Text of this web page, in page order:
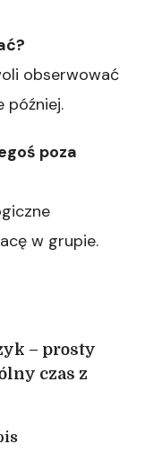
obserwować
później.
poza
w grupie.
– prosty
czas z